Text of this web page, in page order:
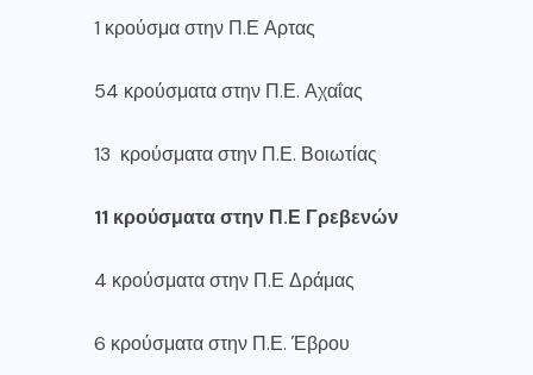
1 κρούσμα στην Π.Ε Αρτας
54 κρούσματα στην Π.Ε. Αχαΐας
13 κρούσματα στην Π.Ε. Βοιωτίας
11 κρούσματα στην Π.Ε Γρεβενών
4 κρούσματα στην Π.Ε Δράμας
6 κρούσματα στην Π.Ε. Έβρου